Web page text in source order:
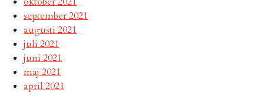
september 2021
augusti 2021
juli 2021
juni 2021
maj 2021
april 2021